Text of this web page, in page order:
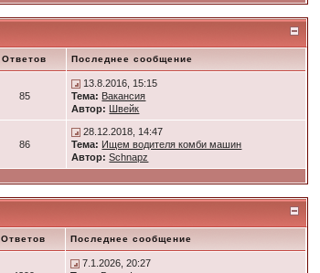
Ответов Последнее сообщение
85
13.8.2016, 15:15
Тема: Вакансия
Автор: Швейк
86
28.12.2018, 14:47
Тема: Ищем водителя комби машин
Автор: Schnapz
Ответов Последнее сообщение
7.1.2026, 20:27